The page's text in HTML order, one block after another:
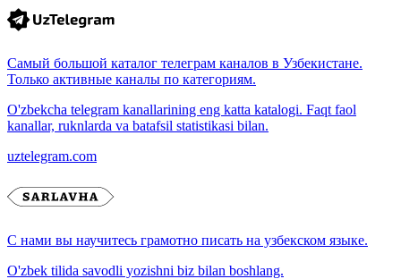
Самый большой каталог телеграм каналов в Узбекистане.
Только активные каналы по категориям.
O'zbekcha telegram kanallarining eng katta katalogi. Faqt faol
kanallar, ruknlarda va batafsil statistikasi bilan.
uztelegram.com
С нами вы научитесь грамотно писать на узбекском языке.
O'zbek tilida savodli yozishni biz bilan boshlang.